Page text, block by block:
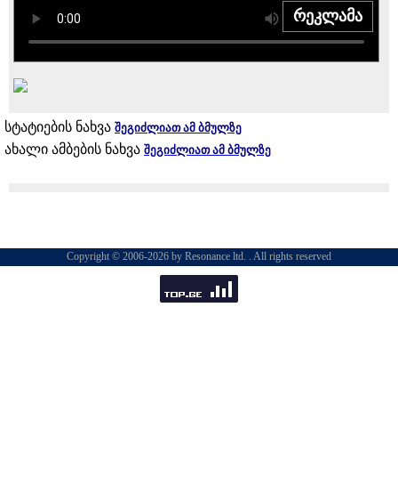
რეკლამა
სტატიების ნახვა შეგიძლიათ ამ ბმულზე
ახალი ამბების ნახვა შეგიძლიათ ამ ბმულზე
Copyright © 2006-2026 by Resonance ltd. . All rights reserved